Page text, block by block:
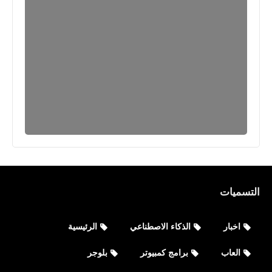
الكويت
التسميات
اخبار الذكاء الاصطناعي الرئيسية
العاب برامج كمبيوتر بلوجر